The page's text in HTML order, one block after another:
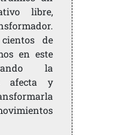
libre,
de
en este
la
afecta y